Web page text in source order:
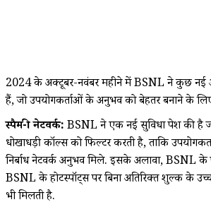
2024 के अक्टूबर-नवंबर महीने में BSNL ने कुछ नई
हैं, जो उपयोगकर्ताओं के अनुभव को बेहतर बनाने के
स्पैम-फ्री नेटवर्क: BSNL ने एक नई सुविधा पेश की है
धोखाधड़ी कॉल्स को फिल्टर करती है, ताकि
निर्बाध नेटवर्क अनुभव मिले. इसके अलावा, BSNL के
BSNL के होटस्पॉट्स पर बिना अतिरिक्त शुल्क के
भी मिलती है.